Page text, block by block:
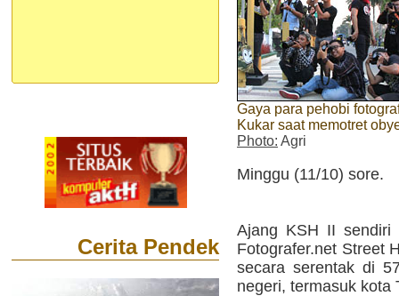
Cerita Pendek
Gaya para pehobi
Kukar saat memotret
Photo: Agri
Minggu (11/10) sore.
Ajang KSH II sendiri
Fotografer.net Street
secara serentak di
negeri, termasuk kota